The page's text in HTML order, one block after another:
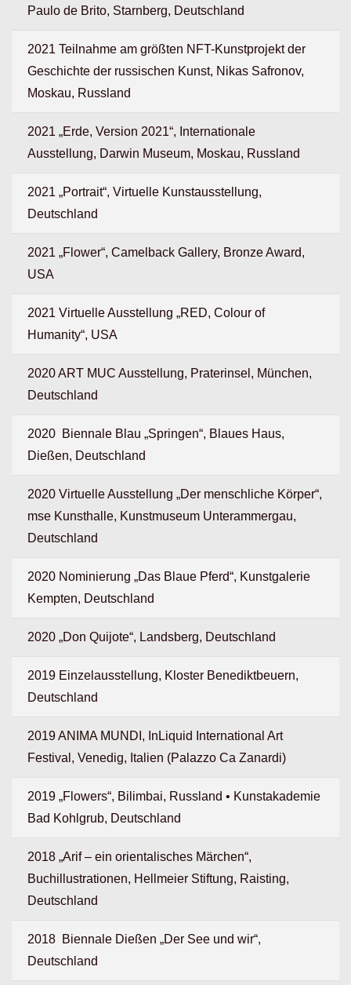
Paulo de Brito, Starnberg, Deutschland
2021 Teilnahme am größten NFT-Kunstprojekt der
Geschichte der russischen Kunst, Nikas Safronov,
Moskau, Russland
2021 „Erde, Version 2021“, Internationale
Ausstellung, Darwin Museum, Moskau, Russland
2021 „Portrait“, Virtuelle Kunstausstellung,
Deutschland
2021 „Flower“, Camelback Gallery, Bronze Award,
USA
2021 Virtuelle Ausstellung „RED, Colour of
Humanity“, USA
2020 ART MUC Ausstellung, Praterinsel, München,
Deutschland
2020 Biennale Blau „Springen“, Blaues Haus,
Dießen, Deutschland
2020 Virtuelle Ausstellung „Der menschliche Körper“,
mse Kunsthalle, Kunstmuseum Unterammergau,
Deutschland
2020 Nominierung „Das Blaue Pferd“, Kunstgalerie
Kempten, Deutschland
2020 „Don Quijote“, Landsberg, Deutschland
2019 Einzelausstellung, Kloster Benediktbeuern,
Deutschland
2019 ANIMA MUNDI, InLiquid International Art
Festival, Venedig, Italien (Palazzo Ca Zanardi)
2019 „Flowers“, Bilimbai, Russland • Kunstakademie
Bad Kohlgrub, Deutschland
2018 „Arif – ein orientalisches Märchen“,
Buchillustrationen, Hellmeier Stiftung, Raisting,
Deutschland
2018 Biennale Dießen „Der See und wir“,
Deutschland